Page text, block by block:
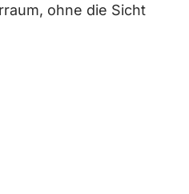
ohne die Sicht